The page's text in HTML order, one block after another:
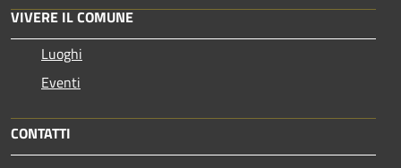
VIVERE IL COMUNE
Luoghi
Eventi
CONTATTI